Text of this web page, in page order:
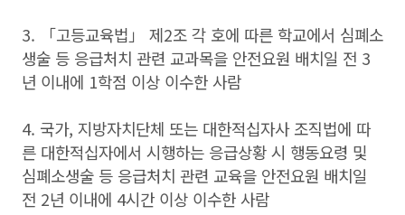
3. 「고등교육법」 제2조 각 호에 따른 학교에서 심폐소
생술 등 응급처치 관련 교과목을 안전요원 배치일 전 3
년 이내에 1학점 이상 이수한 사람
4. 국가, 지방자치단체 또는 대한적십자사 조직법에 따
른 대한적십자에서 시행하는 응급상황 시 행동요령 및
심폐소생술 등 응급처치 관련 교육을 안전요원 배치일
전 2년 이내에 4시간 이상 이수한 사람